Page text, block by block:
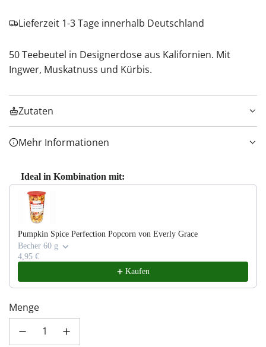
Lieferzeit 1-3 Tage innerhalb Deutschland
50 Teebeutel in Designerdose aus Kalifornien. Mit
Ingwer, Muskatnuss und Kürbis.
Zutaten
Mehr Informationen
Ideal in Kombination mit:
Use the Previous and Next buttons to navigate through product
Pumpkin Spice Perfection Popcorn von Everly Grace
Becher 60 g
4,95 €
Kaufen
Menge